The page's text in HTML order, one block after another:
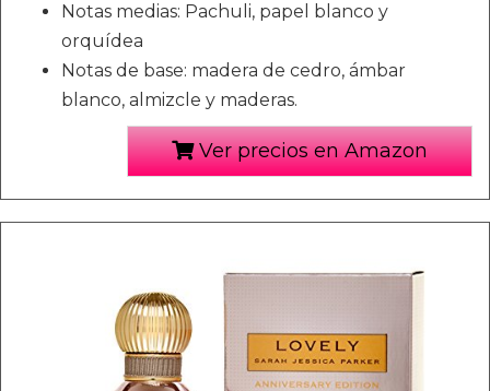
Notas medias: Pachuli, papel blanco y
orquídea
Notas de base: madera de cedro, ámbar
blanco, almizcle y maderas.
Ver precios en Amazon